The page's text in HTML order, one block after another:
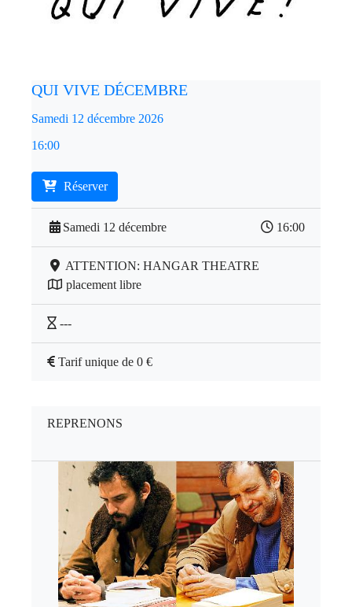
QUI VIVE DÉCEMBRE
Samedi 12 décembre 2026
16:00
Réserver
Samedi 12 décembre 16:00
ATTENTION: HANGAR THEATRE
placement libre
---
Tarif unique de 0 €
REPRENONS